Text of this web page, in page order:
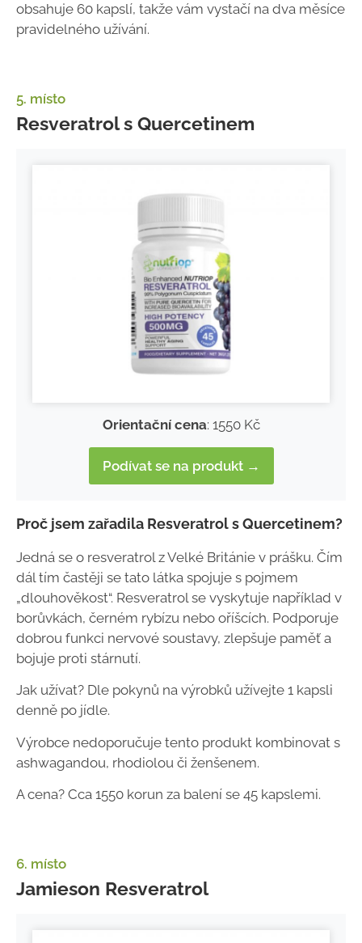
obsahuje 60 kapslí, takže vám vystačí na dva měsíce
pravidelného užívání.
5. místo
Resveratrol s Quercetinem
Orientační cena: 1550 Kč
Podívat se na produkt →
Proč jsem zařadila Resveratrol s Quercetinem?
Jedná se o resveratrol z Velké Británie v prášku. Čím
dál tím častěji se tato látka spojuje s pojmem
„dlouhověkost“. Resveratrol se vyskytuje například v
borůvkách, černém rybízu nebo oříšcích. Podporuje
dobrou funkci nervové soustavy, zlepšuje paměť a
bojuje proti stárnutí.
Jak užívat? Dle pokynů na výrobků užívejte 1 kapsli
denně po jídle.
Výrobce nedoporučuje tento produkt kombinovat s
ashwagandou, rhodiolou či ženšenem.
A cena? Cca 1550 korun za balení se 45 kapslemi.
6. místo
Jamieson Resveratrol